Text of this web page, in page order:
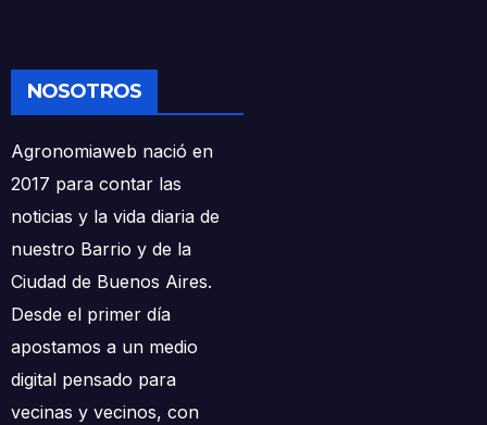
NOSOTROS
Agronomiaweb nació en
2017 para contar las
noticias y la vida diaria de
nuestro Barrio y de la
Ciudad de Buenos Aires.
Desde el primer día
apostamos a un medio
digital pensado para
vecinas y vecinos, con